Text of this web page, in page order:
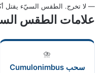
— لا تخرج. الطقس السيّء يقتل
علامات الطقس
⛈️
سحب Cumulonimbus